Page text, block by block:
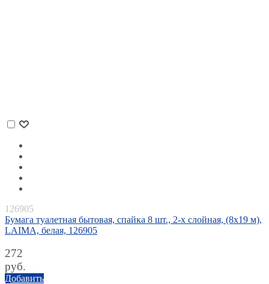
126905
Бумага туалетная бытовая, спайка 8 шт., 2-х слойная, (8х19 м),
LAIMA, белая, 126905
272
руб.
Добавить